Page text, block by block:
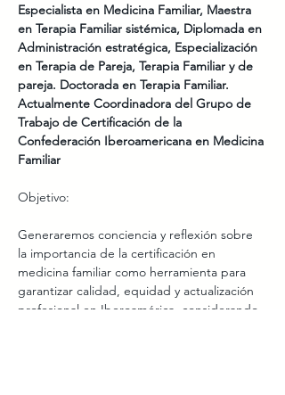
Especialista en Medicina Familiar, Maestra
en Terapia Familiar sistémica, Diplomada en
Administración estratégica, Especialización
en Terapia de Pareja, Terapia Familiar y de
pareja. Doctorada en Terapia Familiar.
Actualmente Coordinadora del Grupo de
Trabajo de Certificación de la
Confederación Iberoamericana en Medicina
Familiar
Objetivo:
Generaremos conciencia y reflexión sobre
la importancia de la certificación en
medicina familiar como herramienta para
garantizar calidad, equidad y actualización
profesional en Iberoamérica, considerando